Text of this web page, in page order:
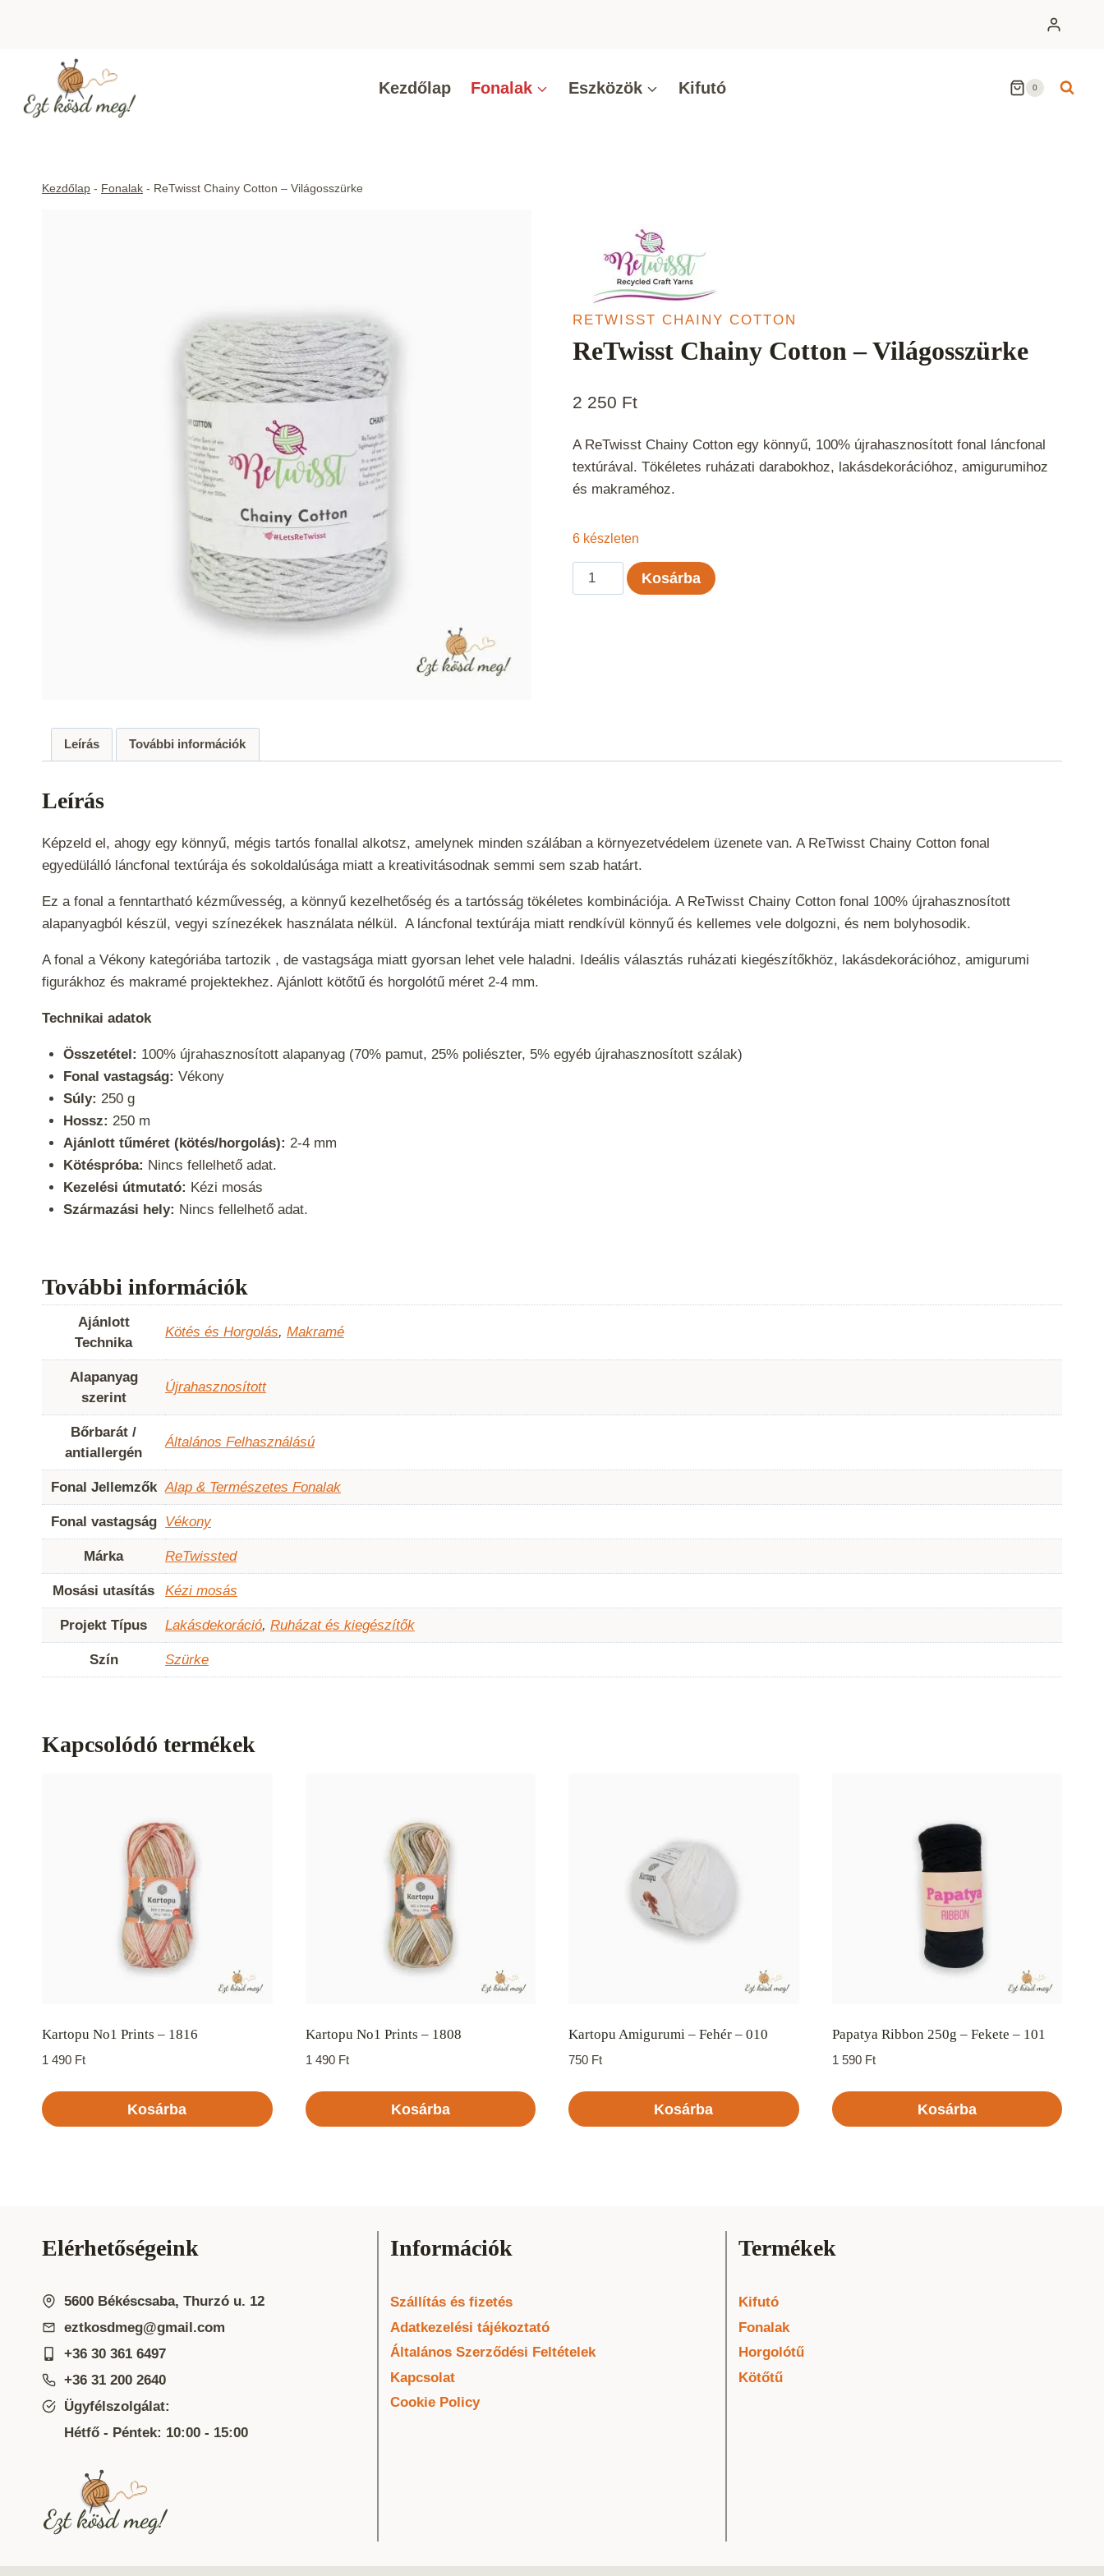
Kezdőlap Fonalak Eszközök Kifutó 0
Kezdőlap - Fonalak - ReTwisst Chainy Cotton – Világosszürke
RETWISST CHAINY COTTON
ReTwisst Chainy Cotton – Világosszürke
2 250 Ft
A ReTwisst Chainy Cotton egy könnyű, 100% újrahasznosított fonal láncfonal
textúrával. Tökéletes ruházati darabokhoz, lakásdekorációhoz, amigurumihoz
és makraméhoz.
6 készleten
ReTwisst
Chainy
Kosárba
Leírás További információk
Leírás
Képzeld el, ahogy egy könnyű, mégis tartós fonallal alkotsz, amelynek minden szálában a környezetvédelem üzenete van. A ReTwisst Chainy Cotton fonal
egyedülálló láncfonal textúrája és sokoldalúsága miatt a kreativitásodnak semmi sem szab határt.
Ez a fonal a fenntartható kézművesség, a könnyű kezelhetőség és a tartósság tökéletes kombinációja. A ReTwisst Chainy Cotton fonal 100% újrahasznosított
alapanyagból készül, vegyi színezékek használata nélkül. A láncfonal textúrája miatt rendkívül könnyű és kellemes vele dolgozni, és nem bolyhosodik.
A fonal a Vékony kategóriába tartozik , de vastagsága miatt gyorsan lehet vele haladni. Ideális választás ruházati kiegészítőkhöz, lakásdekorációhoz, amigurumi
figurákhoz és makramé projektekhez. Ajánlott kötőtű és horgolótű méret 2-4 mm.
Technikai adatok
Összetétel: 100% újrahasznosított alapanyag (70% pamut, 25% poliészter, 5% egyéb újrahasznosított szálak)
Fonal vastagság: Vékony
Súly: 250 g
Hossz: 250 m
Ajánlott tűméret (kötés/horgolás): 2-4 mm
Kötéspróba: Nincs fellelhető adat.
Kezelési útmutató: Kézi mosás
Származási hely: Nincs fellelhető adat.
További információk
Ajánlott
Technika
Kötés és Horgolás, Makramé
Alapanyag
szerint
Újrahasznosított
Bőrbarát /
antiallergén
Általános Felhasználású
Fonal Jellemzők Alap & Természetes Fonalak
Fonal vastagság Vékony
Márka ReTwissted
Mosási utasítás Kézi mosás
Projekt Típus Lakásdekoráció, Ruházat és kiegészítők
Szín Szürke
Kapcsolódó termékek
Kartopu No1 Prints – 1816
1 490 Ft
Kosárba
Kartopu No1 Prints – 1808
1 490 Ft
Kosárba
Kartopu Amigurumi – Fehér – 010
750 Ft
Kosárba
Papatya Ribbon 250g – Fekete – 101
1 590 Ft
Kosárba
Elérhetőségeink
5600 Békéscsaba, Thurzó u. 12
eztkosdmeg@gmail.com
+36 30 361 6497
+36 31 200 2640
Ügyfélszolgálat:
Hétfő - Péntek: 10:00 - 15:00
Információk
Szállítás és fizetés
Adatkezelési tájékoztató
Általános Szerződési Feltételek
Kapcsolat
Cookie Policy
Termékek
Kifutó
Fonalak
Horgolótű
Kötőtű